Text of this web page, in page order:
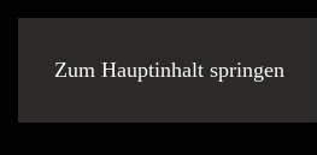
Zum Hauptinhalt springen